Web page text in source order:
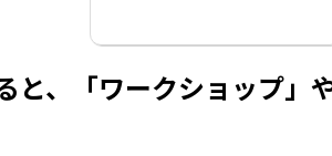
と、「ワークショップ」